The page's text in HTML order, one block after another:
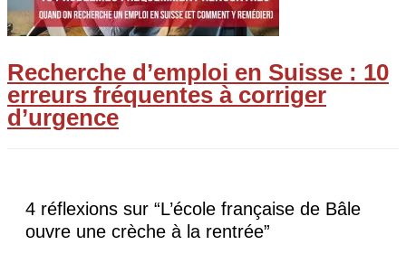
Recherche d’emploi en Suisse : 10
erreurs fréquentes à corriger
d’urgence
4 réflexions sur “L’école française de Bâle
ouvre une crèche à la rentrée”